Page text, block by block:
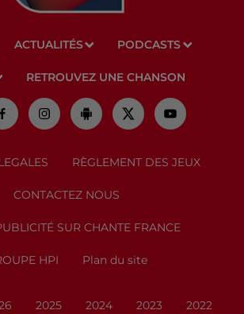
ACTUALITÉS PODCASTS
RETROUVEZ UNE CHANSON
RÈGLEMENT DES JEUX
CONTACTEZ NOUS
SUR CHANTE FRANCE
HPI Plan du site
2025 2024 2023 2022